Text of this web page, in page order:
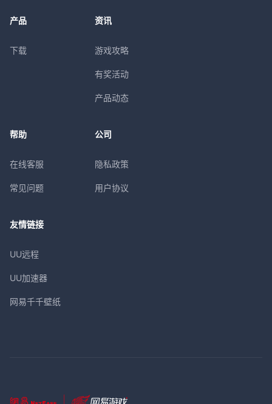
产品
下载
资讯
游戏攻略
有奖活动
产品动态
帮助
在线客服
常见问题
公司
隐私政策
用户协议
友情链接
UU远程
UU加速器
网易千千壁纸